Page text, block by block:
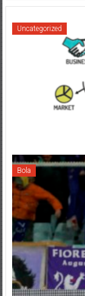
Uncategorized
Bola